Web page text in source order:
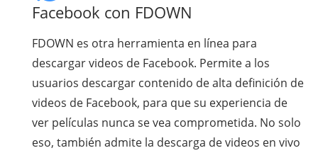
Facebook con FDOWN
FDOWN es otra herramienta en línea para
descargar videos de Facebook. Permite a los
usuarios descargar contenido de alta definición de
videos de Facebook, para que su experiencia de
ver películas nunca se vea comprometida. No solo
eso, también admite la descarga de videos en vivo